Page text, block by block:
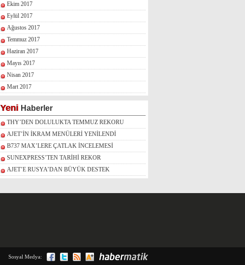
Ekim 2017
Eylül 2017
Ağustos 2017
Temmuz 2017
Haziran 2017
Mayıs 2017
Nisan 2017
Mart 2017
Yeni Haberler
THY’DEN DOLULUKTA TEMMUZ REKORU
AJET’İN İKRAM MENÜLERİ YENİLENDİ
B737 MAX’LERE ÇATLAK İNCELEMESİ
SUNEXPRESS’TEN TARİHİ REKOR
AJET’E RUSYA’DAN BÜYÜK DESTEK
Sosyal Medya: